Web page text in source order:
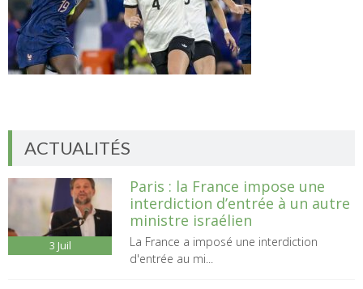
ACTUALITÉS
3 Juil
Paris : la France impose une
interdiction d’entrée à un autre
ministre israélien
La France a imposé une interdiction
d'entrée au mi...